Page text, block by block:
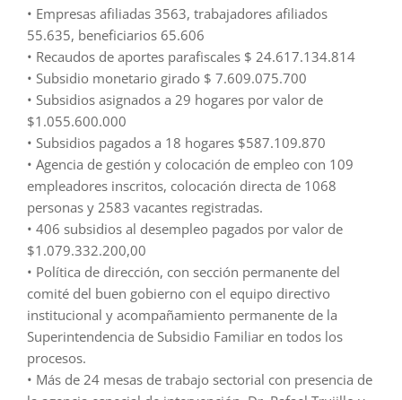
• Empresas afiliadas 3563, trabajadores afiliados
55.635, beneficiarios 65.606
• Recaudos de aportes parafiscales $ 24.617.134.814
• Subsidio monetario girado $ 7.609.075.700
• Subsidios asignados a 29 hogares por valor de
$1.055.600.000
• Subsidios pagados a 18 hogares $587.109.870
• Agencia de gestión y colocación de empleo con 109
empleadores inscritos, colocación directa de 1068
personas y 2583 vacantes registradas.
• 406 subsidios al desempleo pagados por valor de
$1.079.332.200,00
• Política de dirección, con sección permanente del
comité del buen gobierno con el equipo directivo
institucional y acompañamiento permanente de la
Superintendencia de Subsidio Familiar en todos los
procesos.
• Más de 24 mesas de trabajo sectorial con presencia de